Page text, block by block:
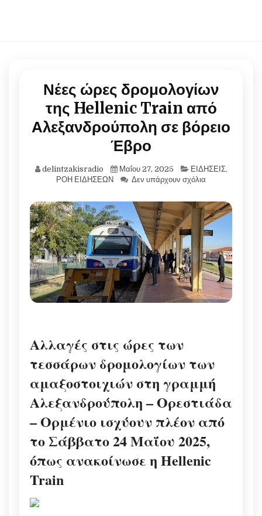
Νέες ώρες δρομολογίων
της Hellenic Train από
Αλεξανδρούπολη σε βόρειο
Έβρο
delintzakisradio Μαΐου 27, 2025 ΕΙΔΗΣΕΙΣ,
ΡΟΗ ΕΙΔΗΣΕΩΝ
Δεν υπάρχουν σχόλια
Αλλαγές στις ώρες των
τεσσάρων δρομολογίων των
αμαξοστοιχιών στη γραμμή
Αλεξανδρούπολη – Ορεστιάδα
– Ορμένιο ισχύουν πλέον από
το Σάββατο 24 Μαΐου 2025,
όπως ανακοίνωσε η Hellenic
Train